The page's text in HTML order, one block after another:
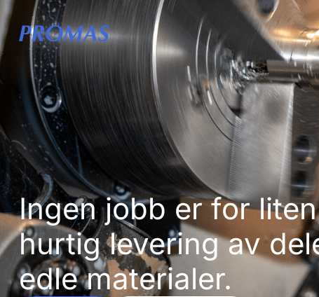
Ingen jobb er for
hurtig levering av
edle materialer.